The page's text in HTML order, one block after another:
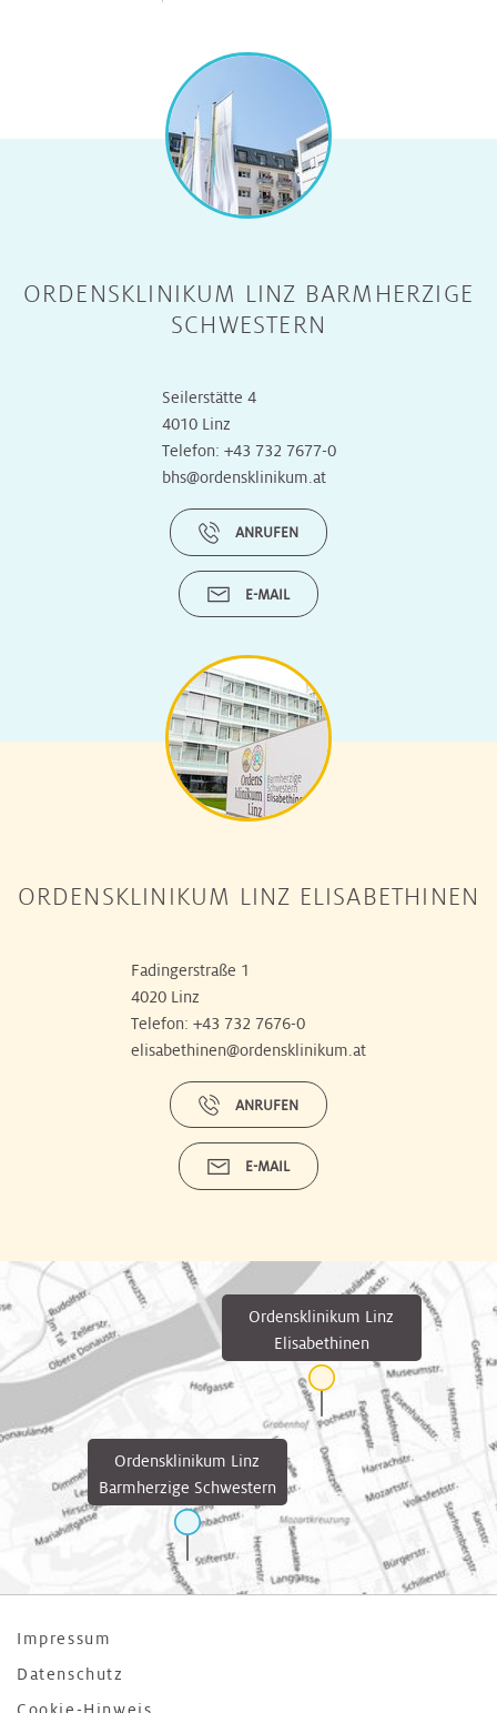
ORDENSKLINIKUM LINZ BARMHERZIGE
SCHWESTERN
Seilerstätte 4
4010 Linz
Telefon: +43 732 7677-0
bhs@ordensklinikum.at
ANRUFEN
E-MAIL
ORDENSKLINIKUM LINZ ELISABETHINEN
Fadingerstraße 1
4020 Linz
Telefon: +43 732 7676-0
elisabethinen@ordensklinikum.at
ANRUFEN
E-MAIL
Ordensklinikum Linz
Barmherzige Schwestern
Ordensklinikum Linz
Elisabethinen
Impressum
Datenschutz